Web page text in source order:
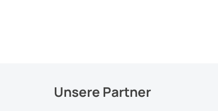
Unsere Partner